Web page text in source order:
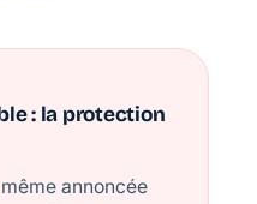
: la protection
annoncée